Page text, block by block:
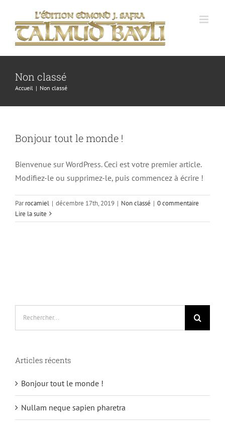
contenu
Non classé
Accueil Non classé
Bonjour tout le monde !
Bienvenue sur WordPress. Ceci est votre premier article.
Modifiez-le ou supprimez-le, puis commencez à écrire !
Parrocamiel | décembre 17th, 2019 | Non classé | 0 commentaire
Lire la suite
Articles récents
Bonjour tout le monde !
Nullam neque sapien pharetra